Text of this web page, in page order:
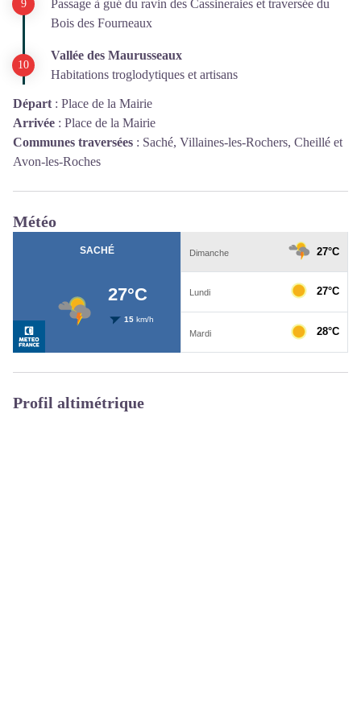
Passage à gué du ravin des Cassineraies et traversée du
Bois des Fourneaux
Vallée des Maurusseaux
Habitations troglodytiques et artisans
Départ : Place de la Mairie
Arrivée : Place de la Mairie
Communes traversées : Saché, Villaines-les-Rochers, Cheillé et
Avon-les-Roches
Météo
Profil altimétrique